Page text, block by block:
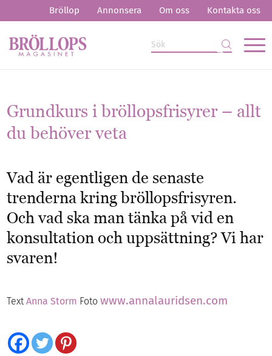
Bröllop Annonsera Om oss Kontakta oss
Grundkurs i bröllopsfrisyrer – allt
du behöver veta
Vad är egentligen de senaste
trenderna kring bröllopsfrisyren.
Och vad ska man tänka på vid en
konsultation och uppsättning? Vi har
svaren!
TextAnna Storm Fotowww.annalauridsen.com